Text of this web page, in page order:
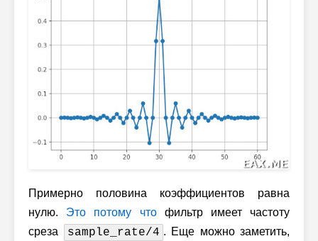
Примерно половина коэффициентов равна
нулю. Это потому чтофильтр имеет частоту
среза
sample_rate/4 . Еще можно заметить,